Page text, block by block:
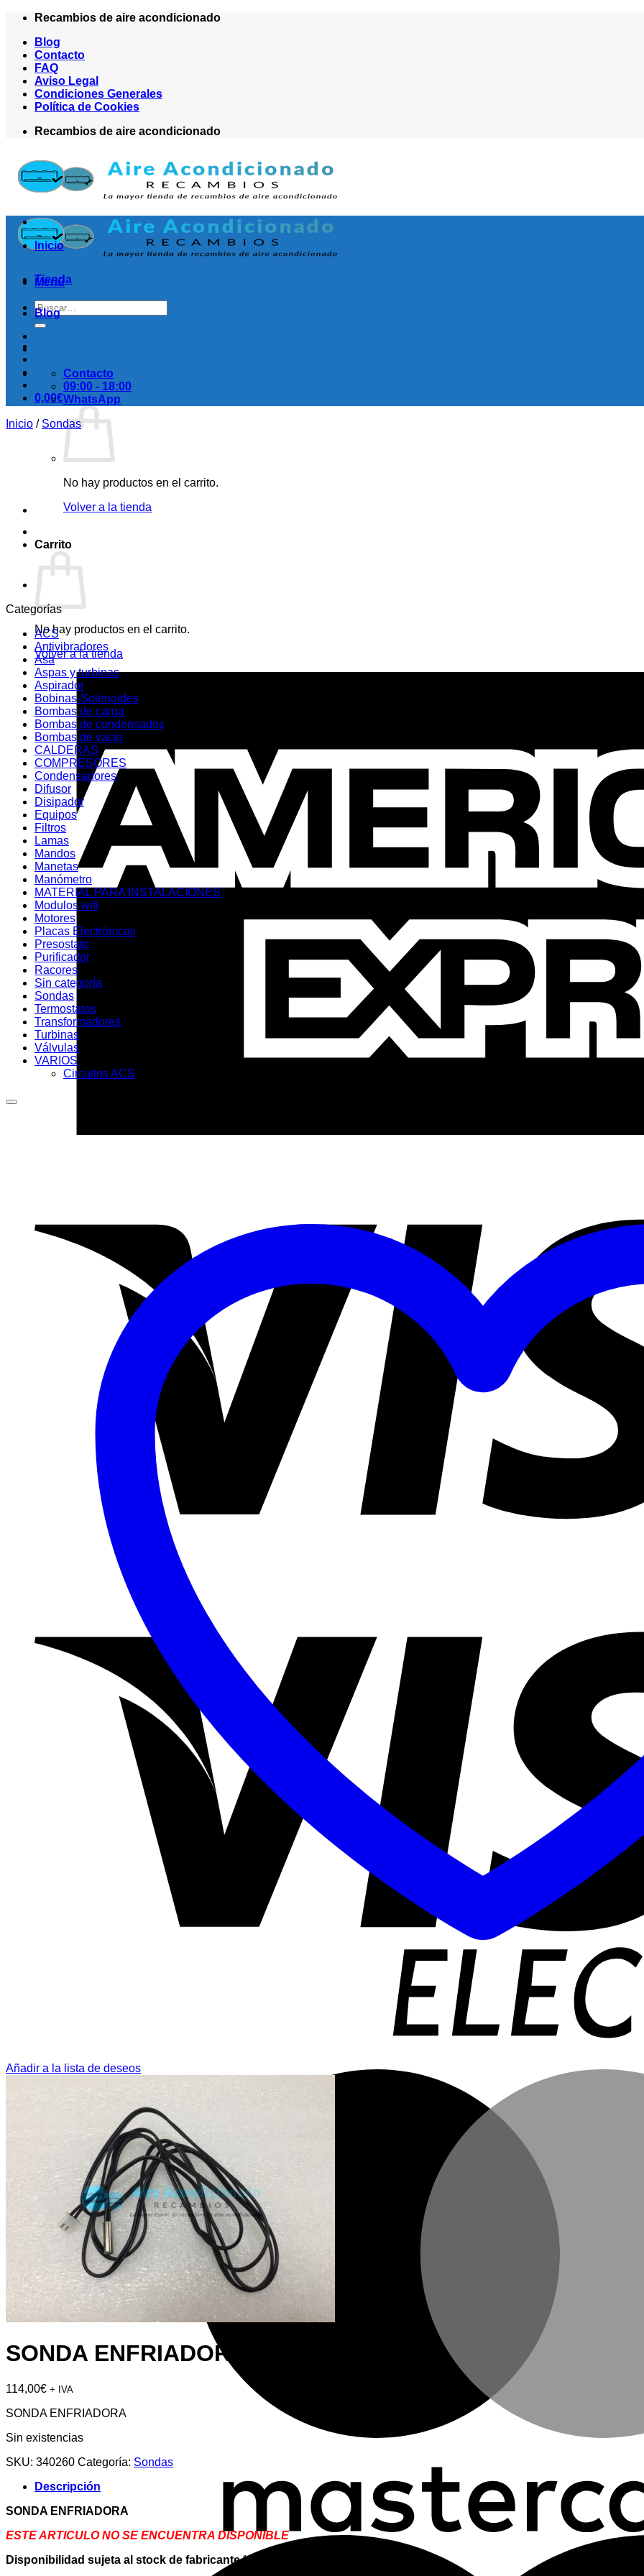
Saltar
contenido
Recambios de aire acondicionado
Blog
Contacto
FAQ
Aviso Legal
Condiciones Generales
Política de Cookies
Recambios de aire acondicionado
Menú
Buscar
por:
0,00€
No hay productos en el carrito.
Volver a la tienda
Carrito
No hay productos en el carrito.
Volver a la tienda
Inicio
Tienda
Blog
Contacto
09:00 - 18:00
WhatsApp
Inicio / Sondas
Categorías
ACS
Antivibradores
Asa
Aspas y turbinas
Aspirador
Bobinas-Solenoides
Bombas de carga
Bombas de condensados
Bombas de vacío
CALDERAS
COMPRESORES
Condensadores
Difusor
Disipador
Equipos
Filtros
Lamas
Mandos
Manetas
Manómetro
MATERIAL PARA INSTALACIONES
Modulos wifi
Motores
Placas Electrónicas
Presostato
Purificador
Racores
Sin categoría
Sondas
Termostatos
Transformadores
Turbinas
Válvulas
VARIOS
Circuitos ACS
Añadir a la lista de deseos
SONDA ENFRIADORA
114,00€ + IVA
SONDA ENFRIADORA
Sin existencias
SKU: 340260 Categoría: Sondas
Descripción
SONDA ENFRIADORA
ESTE ARTICULO NO SE ENCUENTRA DISPONIBLE
Disponibilidad sujeta al stock de fabricante *